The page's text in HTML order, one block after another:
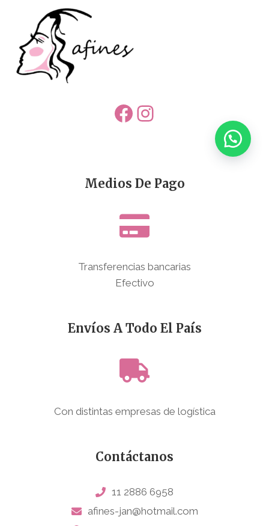
Facebook
Instagram
Medios De Pago
Transferencias bancarias
Efectivo
Envíos A Todo El País
Con distintas empresas de logística
Contáctanos
11 2886 6958
afines-jan@hotmail.com